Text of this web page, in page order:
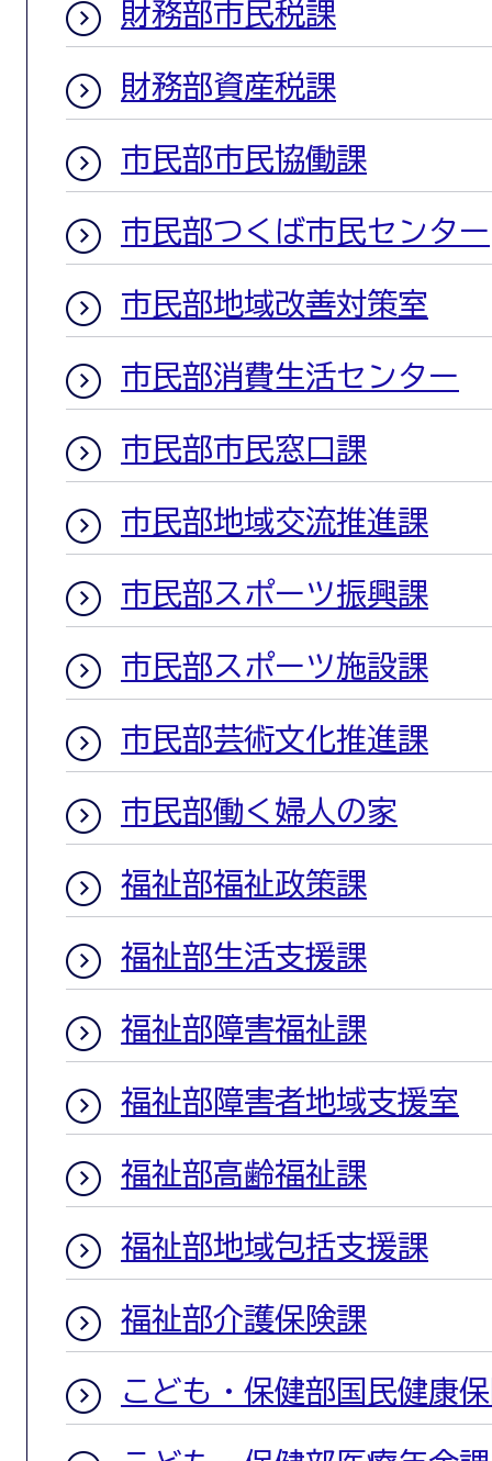
財務部市民税課
財務部資産税課
市民部市民協働課
市民部つくば市民センター
市民部地域改善対策室
市民部消費生活センター
市民部市民窓口課
市民部地域交流推進課
市民部スポーツ振興課
市民部スポーツ施設課
市民部芸術文化推進課
市民部働く婦人の家
福祉部福祉政策課
福祉部生活支援課
福祉部障害福祉課
福祉部障害者地域支援室
福祉部高齢福祉課
福祉部地域包括支援課
福祉部介護保険課
こども・保健部国民健康